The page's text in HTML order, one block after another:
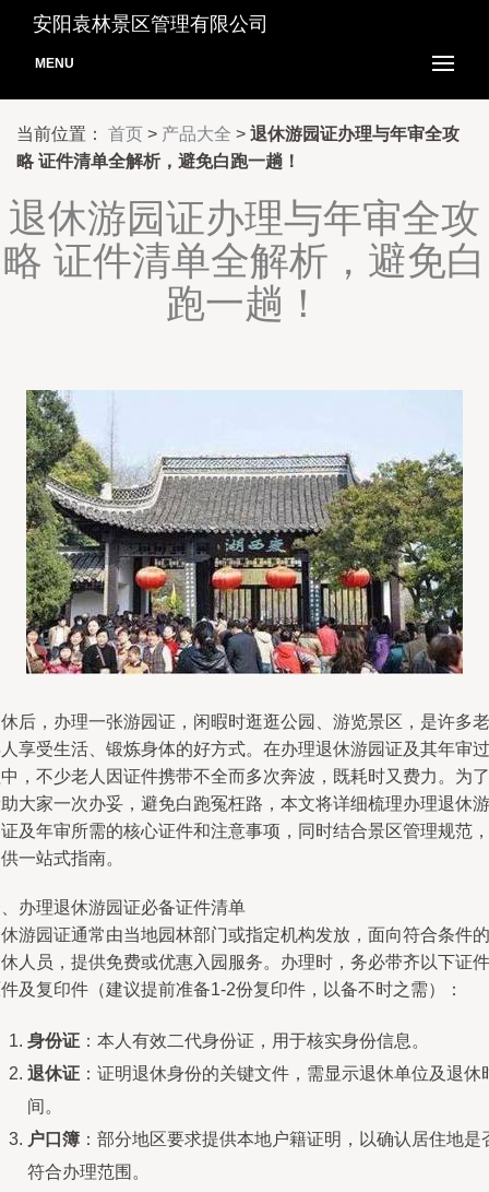
安阳袁林景区管理有限公司
MENU
当前位置： 首页 > 产品大全 > 退休游园证办理与年审全攻
略 证件清单全解析，避免白跑一趟！
退休游园证办理与年审全攻
略 证件清单全解析，避免白
跑一趟！
后，办理一张游园证，闲暇时逛逛公园、游览景区，是许多老
享受生活、锻炼身体的好方式。在办理退休游园证及其年审过
，不少老人因证件携带不全而多次奔波，既耗时又费力。为了
大家一次办妥，避免白跑冤枉路，本文将详细梳理办理退休游
及年审所需的核心证件和注意事项，同时结合景区管理规范，
一站式指南。
办理退休游园证必备证件清单
游园证通常由当地园林部门或指定机构发放，面向符合条件的
人员，提供免费或优惠入园服务。办理时，务必带齐以下证件
及复印件（建议提前准备1-2份复印件，以备不时之需）：
身份证 ：本人有效二代身份证，用于核实身份信息。
退休证 ：证明退休身份的关键文件，需显示退休单位及退休
间。
户口簿 ：部分地区要求提供本地户籍证明，以确认居住地是
符合办理范围。